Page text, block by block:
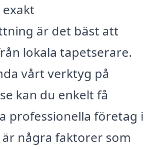
är det bäst att
lokala tapetserare.
vårt verktyg på
kan du enkelt få
professionella företag i
några faktorer som